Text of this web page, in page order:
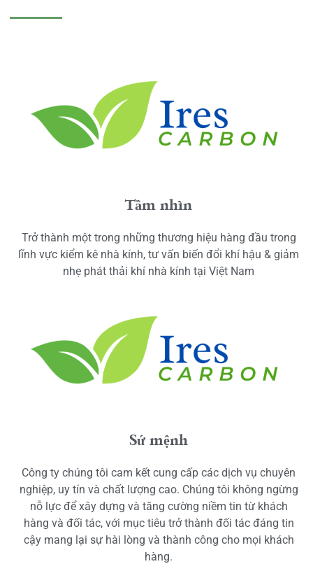
Tầm nhìn
Trở thành một trong những thương hiệu hàng đầu trong
lĩnh vực kiểm kê nhà kính, tư vấn biến đổi khí hậu & giảm
nhẹ phát thải khí nhà kính tại Việt Nam
Sứ mệnh
Công ty chúng tôi cam kết cung cấp các dịch vụ chuyên
nghiệp, uy tín và chất lượng cao. Chúng tôi không ngừng
nỗ lực để xây dựng và tăng cường niềm tin từ khách
hàng và đối tác, với mục tiêu trở thành đối tác đáng tin
cậy mang lại sự hài lòng và thành công cho mọi khách
hàng.